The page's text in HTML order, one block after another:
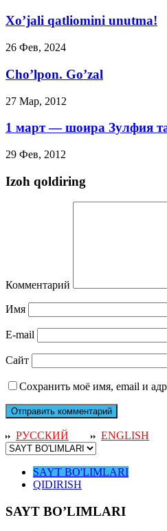
Xo’jali qatliomini unutma!
26 Фев, 2024
Cho’lpon. Go’zal
27 Мар, 2012
1 март — шоира Зулфия
29 Фев, 2012
Izoh qoldiring
Комментарий
Имя
E-mail
Сайт
Сохранить моё имя, email и
РУССКИЙ ENGLISH
SAYT BO'LIMLARI
QIDIRISH
SAYT BO’LIMLARI